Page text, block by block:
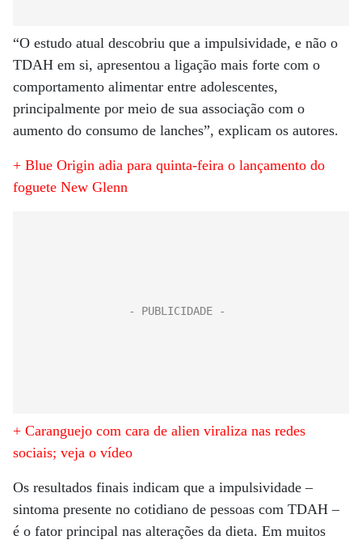
“O estudo atual descobriu que a impulsividade, e não o
TDAH em si, apresentou a ligação mais forte com o
comportamento alimentar entre adolescentes,
principalmente por meio de sua associação com o
aumento do consumo de lanches”, explicam os autores.
+ Blue Origin adia para quinta-feira o lançamento do
foguete New Glenn
+ Caranguejo com cara de alien viraliza nas redes
sociais; veja o vídeo
Os resultados finais indicam que a impulsividade –
sintoma presente no cotidiano de pessoas com TDAH –
é o fator principal nas alterações da dieta. Em muitos